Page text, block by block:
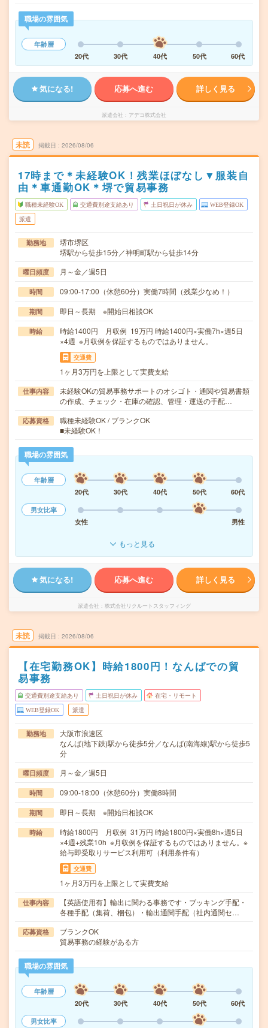
職場の雰囲気
年齢層
20代
30代 40代 50代 60代
気になる! 応募へ進む 詳しく見る
派遣会社 アデコ株式会社
未読 掲載日 2026/08/06
17時まで＊未経験OK！残業ほぼなし▼服装自
由＊車通勤OK＊堺で貿易事務
職種未経験OK 交通費別途支給あり 土日祝日が休み WEB登録OK
派遣
勤務地
堺市堺区
堺駅から徒歩15分／神明町駅から徒歩14分
曜日頻度 月～金／週5日
時間 09:00-17:00（休憩60分）実働7時間（残業少なめ！）
期間 即日～長期 ※開始日相談OK
時給
時給1400円 月収例 19万円 時給1400円×実働7h×週5日
×4週 ※月収例を保証するものではありません。
交通費
1ヶ月3万円を上限として実費支給
仕事内容
未経験OKの貿易事務サポートのオシゴト・通関や貿易書類
の作成、チェック・在庫の確認、管理・運送の手配…
応募資格
職種未経験OK / ブランクOK
■未経験OK！
職場の雰囲気
年齢層
20代
30代 40代 50代
60代
男女比率
女性
男性
もっと見る
気になる! 応募へ進む 詳しく見る
派遣会社 株式会社リクルートスタッフィング
未読 掲載日 2026/08/06
【在宅勤務OK】時給1800円！なんばでの貿
易事務
交通費別途支給あり 土日祝日が休み 在宅・リモート
WEB登録OK 派遣
勤務地
大阪市浪速区
なんば(地下鉄)駅から徒歩5分／なんば(南海線)駅から徒歩5
分
曜日頻度 月～金／週5日
時間 09:00-18:00（休憩60分）実働8時間
期間 即日～長期 ※開始日相談OK
時給
時給1800円 月収例 31万円 時給1800円×実働8h×週5日
×4週+残業10h ※月収例を保証するものではありません。※
給与即受取りサービス利用可（利用条件有）
交通費
1ヶ月3万円を上限として実費支給
仕事内容
【英語使用有】輸出に関わる事務です・ブッキング手配・
各種手配（集荷、梱包）・輸出通関手配（社内通関セ…
応募資格
ブランクOK
貿易事務の経験がある方
職場の雰囲気
年齢層
20代
30代 40代 50代
60代
男女比率